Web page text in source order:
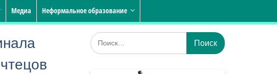
Медиа Неформальное образование
Искать: